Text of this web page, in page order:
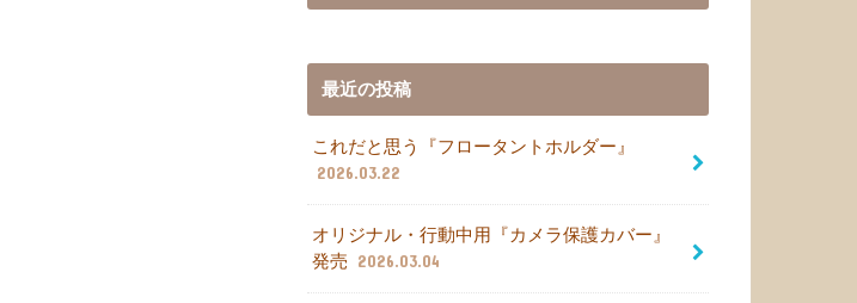
最近の投稿
これだと思う『フロータントホルダー』
2026.03.22
オリジナル・行動中用『カメラ保護カバー』
発売
2026.03.04